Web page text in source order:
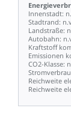
Innenstadt:
Stadtrand:
Landstraße:
Autobahn:
Kraftstoff
Emissionen
CO2-Klasse:
Reichweite
Reichweite